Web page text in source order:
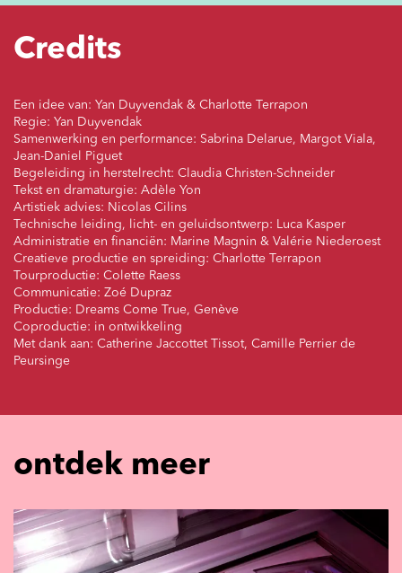
Credits
Een idee van: Yan Duyvendak & Charlotte Terrapon
Regie: Yan Duyvendak
Samenwerking en performance: Sabrina Delarue, Margot Viala,
Jean-Daniel Piguet
Begeleiding in herstelrecht: Claudia Christen-Schneider
Tekst en dramaturgie: Adèle Yon
Artistiek advies: Nicolas Cilins
Technische leiding, licht- en geluidsontwerp: Luca Kasper
Administratie en financiën: Marine Magnin & Valérie Niederoest
Creatieve productie en spreiding: Charlotte Terrapon
Tourproductie: Colette Raess
Communicatie: Zoé Dupraz
Productie: Dreams Come True, Genève
Coproductie: in ontwikkeling
Met dank aan: Catherine Jaccottet Tissot, Camille Perrier de
Peursinge
ontdek meer